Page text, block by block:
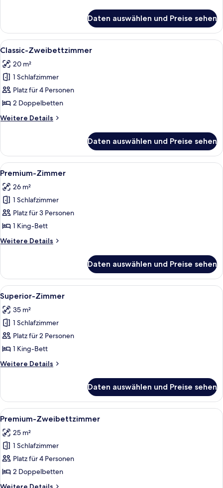
Zimmer
Daten auswählen und Preise sehen
Alle
Fotos
für
Classic-
Zweibettzimmer
anzeigen
Ein Hotelzimmer mit zwei Betten,
5
Classic-Zweibettzimmer
20 m²
1 Schlafzimmer
Platz für 4 Personen
2 Doppelbetten
Weitere Details
Weitere
Zweibettzimmer
Daten auswählen und Preise sehen
Alle
Fotos
für
Premium-
Zimmer
anzeigen
Ein Hotelzimmer mit Bett,
6
Premium-Zimmer
26 m²
1 Schlafzimmer
Platz für 3 Personen
1 King-Bett
Weitere Details
Weitere
Zimmer
Daten auswählen und Preise sehen
Alle
Fotos
für
Superior-
Zimmer
anzeigen
Ein Hotelzimmer mit einem großen
5
Superior-Zimmer
35 m²
1 Schlafzimmer
Platz für 2 Personen
1 King-Bett
Weitere Details
Weitere
Zimmer
Daten auswählen und Preise sehen
Alle
Fotos
für
Premium-
Zweibettzimmer
anzeigen
Ein Hotelzimmer mit zwei Betten,
4
Premium-Zweibettzimmer
25 m²
1 Schlafzimmer
Platz für 4 Personen
2 Doppelbetten
Weitere